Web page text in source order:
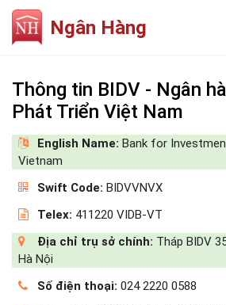
Ngân Hàng
Thông tin BIDV - Ngân
Phát Triển Việt Nam
English Name: Bank for
Vietnam
Swift Code: BIDVVNVX
Telex: 411220 VIDB-VT
Địa chỉ trụ sở chính: Tháp BIDV
Hà Nội
Số điện thoại: 024 2220 0588